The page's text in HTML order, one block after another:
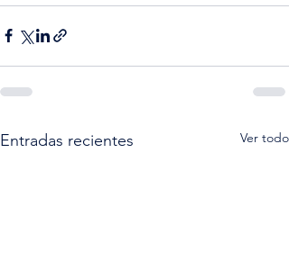
Entradas recientes Ver todo